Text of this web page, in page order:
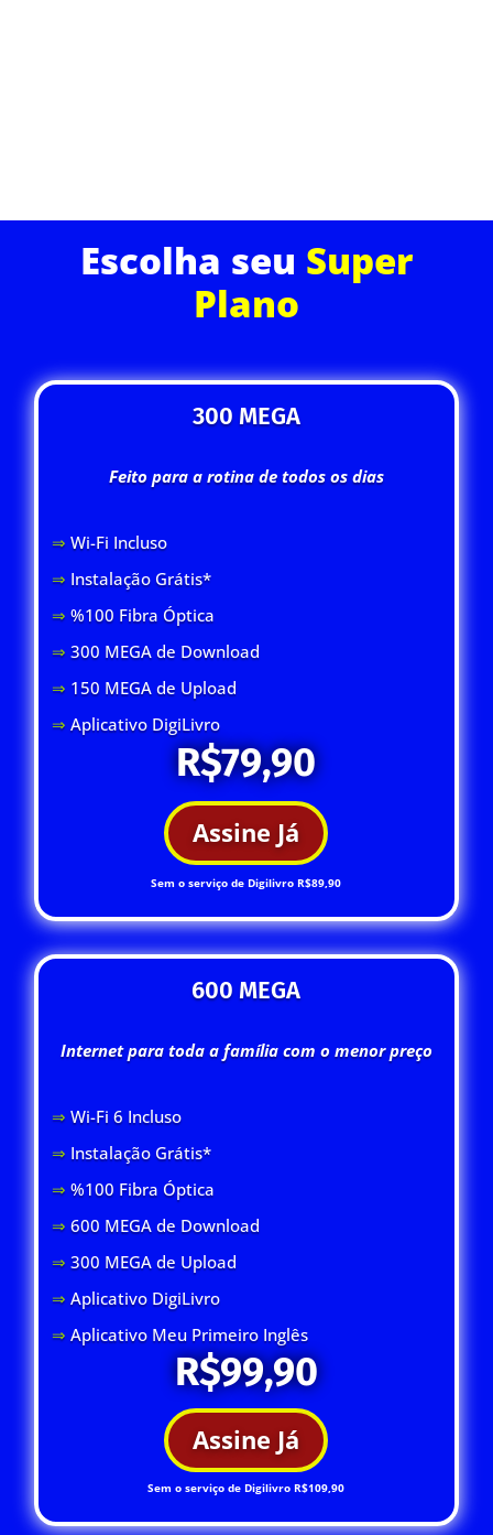
Escolha seu Super
Plano
300 MEGA
Feito para a rotina de todos os dias
⇒ Wi-Fi Incluso
⇒ Instalação Grátis*
⇒ %100 Fibra Óptica
⇒ 300 MEGA de Download
⇒ 150 MEGA de Upload
⇒Aplicativo DigiLivro
R$79,90
Assine Já
Sem o serviço de Digilivro R$89,90
600 MEGA
Internet para toda a família com o menor preço
⇒ Wi-Fi 6 Incluso
⇒ Instalação Grátis*
⇒ %100 Fibra Óptica
⇒ 600 MEGA de Download
⇒300 MEGA de Upload
⇒Aplicativo DigiLivro
⇒Aplicativo Meu Primeiro Inglês
R$99,90
Assine Já
Sem o serviço de Digilivro R$109,90